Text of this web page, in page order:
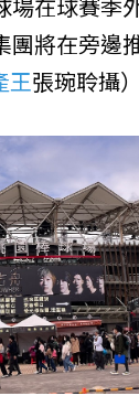
場在球賽季
團將在旁邊
王張琬聆攝）